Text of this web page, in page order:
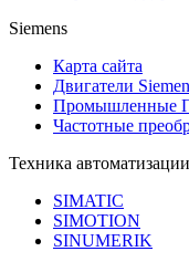
Siemens
Карта сайта
Двигатели
Промышленные
Частотные
Техника автоматизации
SIMATIC
SIMOTION
SINUMERIK